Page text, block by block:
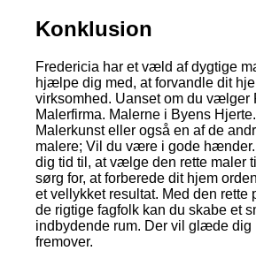
Konklusion
Fredericia har et væld af dygtige
hjælpe dig med, at forvandle dit
virksomhed. Uanset om du vælger
Malerfirma. Malerne i Byens
Malerkunst eller også en af de
malere; Vil du være i gode
dig tid til, at vælge den rette maler
sørg for, at forberede dit hjem
et vellykket resultat. Med den
de rigtige fagfolk kan du skabe et
indbydende rum. Der vil glæde dig
fremover.